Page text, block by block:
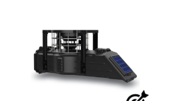
РАЗГЛЕДАЙ ПРОДУКТИ
Нощно виждане
Спортни и смарт